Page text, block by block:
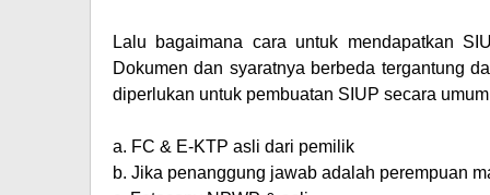
Lalu bagaimana cara untuk mendapatkan
Dokumen dan syaratnya berbeda tergantung
diperlukan untuk pembuatan SIUP secara
a. FC & E-KTP asli dari pemilik
b. Jika penanggung jawab adalah perempuan